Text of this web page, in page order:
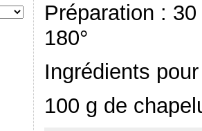
Préparation :
180°
Ingrédients
100 g de